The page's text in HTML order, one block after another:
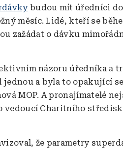
budou mít úředníci
měsíc. Lidé, kteří se
zažádat o dávku
názoru úředníka a
a byla to opakující
MOP. A pronajímatelé
vedoucí Charitního
že parametry